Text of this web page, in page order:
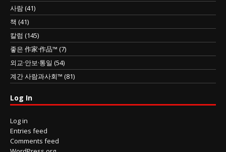
사람(41)
책 (41)
칼럼 (145)
좋은 作家·作品™ (7)
외교·안보·통일 (54)
계간 사람과사회™ (81)
Log In
Log in
Entries feed
Comments feed